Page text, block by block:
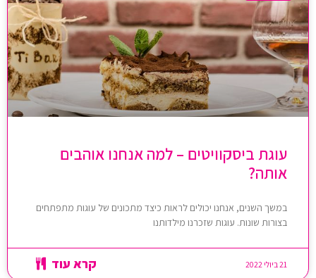
עוגת ביסקוויטים – למה אנחנו אוהבים
אותה?
במשך השנים, אנחנו יכולים לראות כיצד מתכונים של עוגות מתפתחים
בצורות שונות. עוגות שזכרנו מילדותנו
קרא עוד 21 ביולי 2022